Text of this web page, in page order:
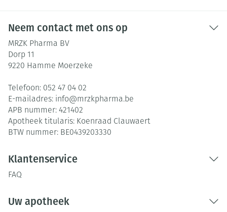
Neem contact met ons op
MRZK Pharma BV
Dorp 11
9220 Hamme Moerzeke
Telefoon: 052 47 04 02
E-mailadres: info@mrzkpharma.be
APB nummer: 421402
Apotheek titularis: Koenraad Clauwaert
BTW nummer: BE0439203330
Klantenservice
FAQ
Uw apotheek